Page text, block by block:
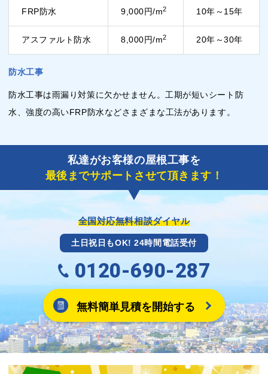
FRP防水 9,000円/m2 10年～15年
アスファルト防水 8,000円/m2 20年～30年
防水工事
防水工事は雨漏り対策に欠かせません。工期が短いシート防
水、強度の高いFRP防水などさまざまな工法があります。
私達がお客様の屋根工事を
最後までサポートさせて頂きます！
全国対応無料相談ダイヤル
土日祝日もOK! 24時間電話受付
0120-690-287
無料簡単見積を開始する